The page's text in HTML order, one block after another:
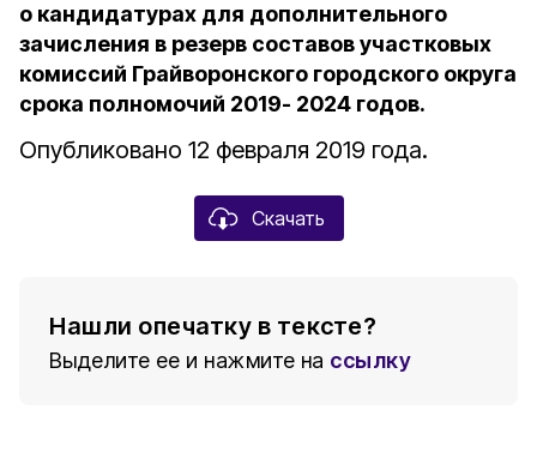
о кандидатурах для дополнительного
зачисления в резерв составов участковых
комиссий Грайворонского городского округа
срока полномочий 2019- 2024 годов.
Опубликовано 12 февраля 2019 года.
Скачать
Нашли опечатку в тексте?
Выделите ее и нажмите на ссылку